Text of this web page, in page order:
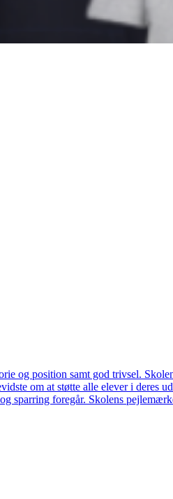
og position samt god trivsel.
om at støtte alle elever i deres
sparring foregår. Skolens